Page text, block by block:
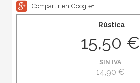
Compartir en Google+
Rústica
15,50 €
SIN IVA
14,90 €